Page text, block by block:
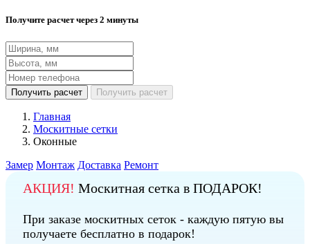
Получите расчет через 2 минуты
Получить расчет Получить расчет
Главная
Москитные сетки
Оконные
Замер Монтаж Доставка Ремонт
АКЦИЯ! Москитная сетка в ПОДАРОК!
При заказе москитных сеток - каждую пятую вы
получаете бесплатно в подарок!